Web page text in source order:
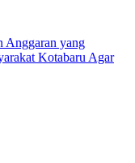
Anggaran yang
Kotabaru Agar